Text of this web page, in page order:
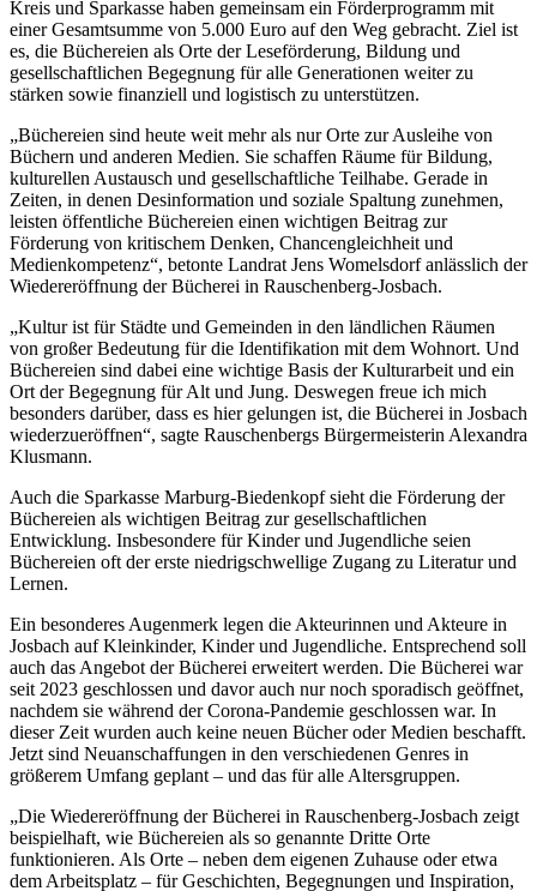
Kreis und Sparkasse haben gemeinsam ein Förderprogramm mit
einer Gesamtsumme von 5.000 Euro auf den Weg gebracht. Ziel ist
es, die Büchereien als Orte der Leseförderung, Bildung und
gesellschaftlichen Begegnung für alle Generationen weiter zu
stärken sowie finanziell und logistisch zu unterstützen.
„Büchereien sind heute weit mehr als nur Orte zur Ausleihe von
Büchern und anderen Medien. Sie schaffen Räume für Bildung,
kulturellen Austausch und gesellschaftliche Teilhabe. Gerade in
Zeiten, in denen Desinformation und soziale Spaltung zunehmen,
leisten öffentliche Büchereien einen wichtigen Beitrag zur
Förderung von kritischem Denken, Chancengleichheit und
Medienkompetenz“, betonte Landrat Jens Womelsdorf anlässlich der
Wiedereröffnung der Bücherei in Rauschenberg-Josbach.
„Kultur ist für Städte und Gemeinden in den ländlichen Räumen
von großer Bedeutung für die Identifikation mit dem Wohnort. Und
Büchereien sind dabei eine wichtige Basis der Kulturarbeit und ein
Ort der Begegnung für Alt und Jung. Deswegen freue ich mich
besonders darüber, dass es hier gelungen ist, die Bücherei in Josbach
wiederzueröffnen“, sagte Rauschenbergs Bürgermeisterin Alexandra
Klusmann.
Auch die Sparkasse Marburg-Biedenkopf sieht die Förderung der
Büchereien als wichtigen Beitrag zur gesellschaftlichen
Entwicklung. Insbesondere für Kinder und Jugendliche seien
Büchereien oft der erste niedrigschwellige Zugang zu Literatur und
Lernen.
Ein besonderes Augenmerk legen die Akteurinnen und Akteure in
Josbach auf Kleinkinder, Kinder und Jugendliche. Entsprechend soll
auch das Angebot der Bücherei erweitert werden. Die Bücherei war
seit 2023 geschlossen und davor auch nur noch sporadisch geöffnet,
nachdem sie während der Corona-Pandemie geschlossen war. In
dieser Zeit wurden auch keine neuen Bücher oder Medien beschafft.
Jetzt sind Neuanschaffungen in den verschiedenen Genres in
größerem Umfang geplant – und das für alle Altersgruppen.
„Die Wiedereröffnung der Bücherei in Rauschenberg-Josbach zeigt
beispielhaft, wie Büchereien als so genannte Dritte Orte
funktionieren. Als Orte – neben dem eigenen Zuhause oder etwa
dem Arbeitsplatz – für Geschichten, Begegnungen und Inspiration,